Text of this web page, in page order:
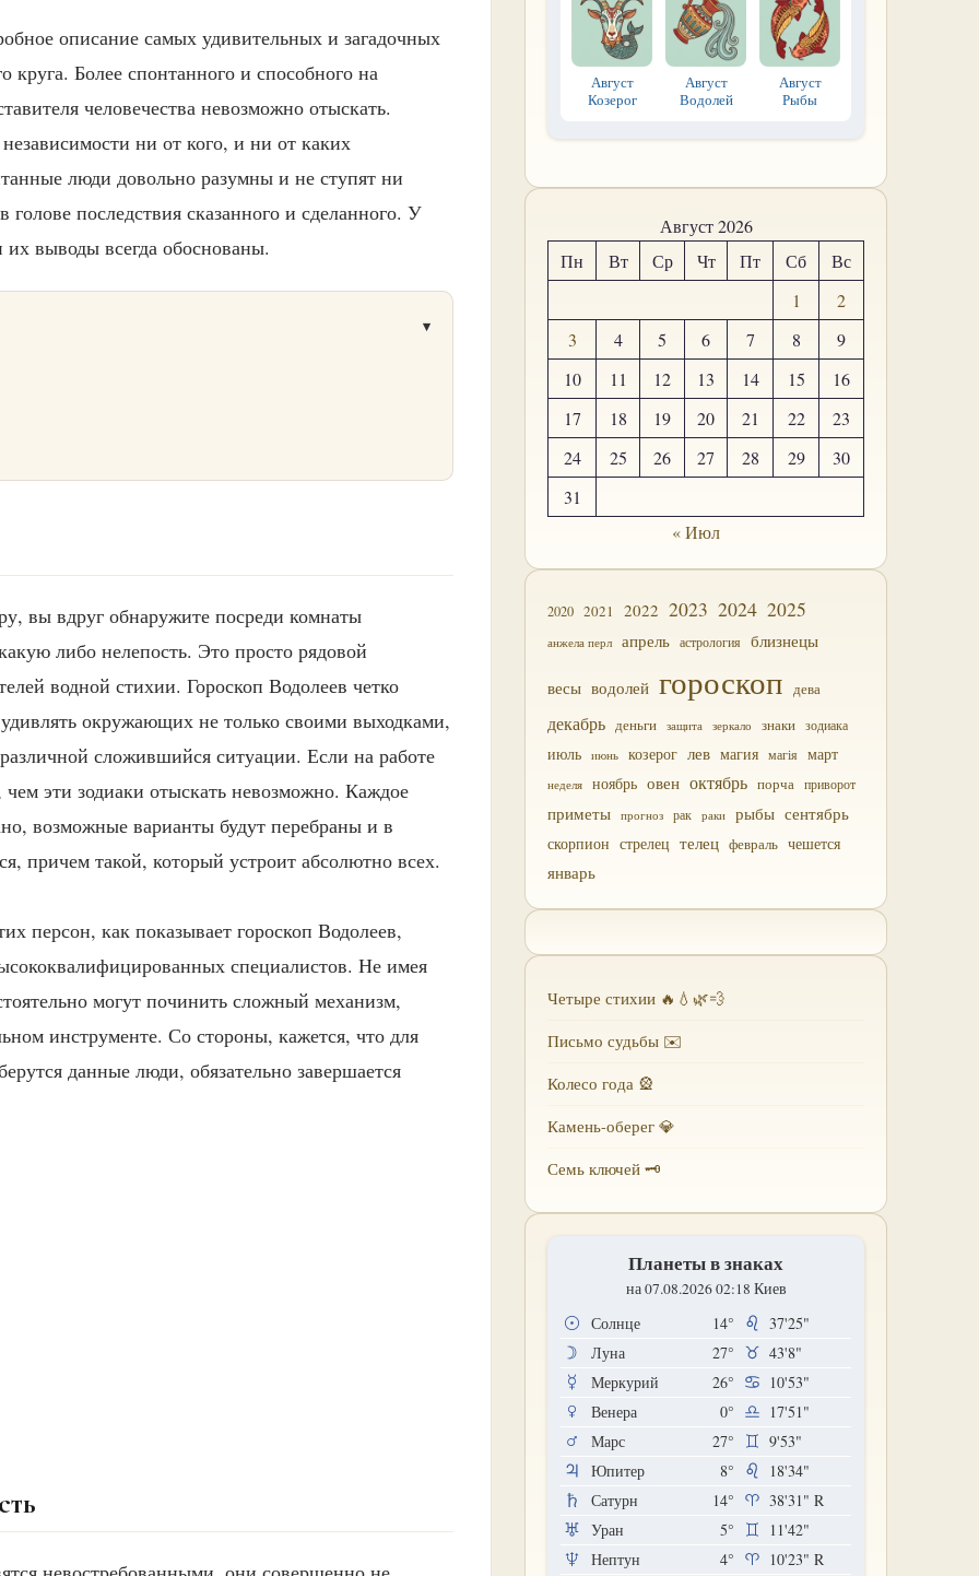
описание самых удивительных и загадочных
круга. Более спонтанного и способного на
человечества невозможно отыскать.
ни от кого, и ни от каких
люди довольно разумны и не ступят ни
последствия сказанного и сделанного. У
их выводы всегда обоснованы.
вы вдруг обнаружите посреди комнаты
либо нелепость. Это просто рядовой
водной стихии. Гороскоп Водолеев четко
окружающих не только своими выходками,
сложившийся ситуации. Если на работе
эти зодиаки отыскать невозможно. Каждое
возможные варианты будут перебраны и в
причем такой, который устроит абсолютно всех.
персон, как показывает гороскоп Водолеев,
специалистов. Не имея
могут починить сложный механизм,
инструменте. Со стороны, кажется, что для
данные люди, обязательно завершается
Август
Козерог
Август
Водолей
Август
Рыбы
Август 2026
Пн
Вт Ср Чт Пт Сб
Вс
1
2
3
4 5 6 7 8
9
10
11 12 13 14 15
16
17
18 19 20 21 22
23
24
25 26 27 28 29
30
31
« Июл
2020 2021 2022 2023 2024 2025
анжела перл апрель астрология близнецы
весы водолей гороскоп дева
декабрь деньги защита зеркало знаки зодиака
июль июнь козерог лев магия магія март
неделя ноябрь овен октябрь порча приворот
приметы прогноз рак раки рыбы сентябрь
скорпион стрелец телец февраль чешется
январь
Четыре стихии 🔥💧🌿💨
Письмо судьбы ✉️
Колесо года 🎡
Камень-оберег 💎
Семь ключей 🗝
Планеты в знаках
на 07.08.2026 02:18 Киев
Солнце 14°
37'25"
Луна
27°
43'8"
Меркурий
26°
10'53"
Венера
0°
17'51"
Марс
27°
9'53"
Юпитер
8°
18'34"
Сатурн
14° 38'31" R
Уран
5°
11'42"
Нептун
4° 10'23" R